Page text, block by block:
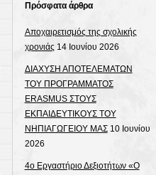
Υγιεινή
Διατροφή
Πρόσφατα άρθρα
Αποχαιρετισμός της σχολικής
χρονιάς 14 Ιουνίου 2026
ΔΙΑΧΥΣΗ ΑΠΟΤΕΛΕΜΑΤΩΝ
ΤΟΥ ΠΡΟΓΡΑΜΜΑΤΟΣ
ERASMUS ΣΤΟΥΣ
ΕΚΠΑΙΔΕΥΤΙΚΟΥΣ ΤΟΥ
ΝΗΠΙΑΓΩΓΕΙΟΥ ΜΑΣ 10 Ιουνίου
2026
4ο Εργαστήριο Δεξιοτήτων «Ο